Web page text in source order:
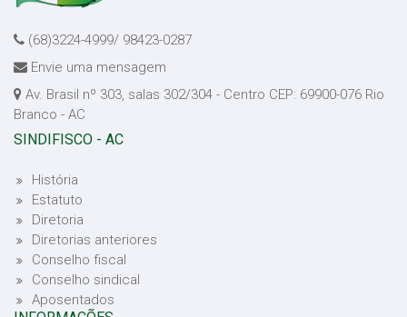
(68)3224-4999/ 98423-0287
Envie uma mensagem
Av. Brasil nº 303, salas 302/304 - Centro CEP: 69900-076 Rio
Branco - AC
SINDIFISCO - AC
História
Estatuto
Diretoria
Diretorias anteriores
Conselho fiscal
Conselho sindical
Aposentados